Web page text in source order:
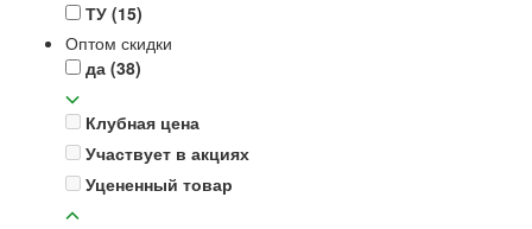
ТУ (15)
Оптом скидки
да (38)
Клубная цена
Участвует в акциях
Уцененный товар